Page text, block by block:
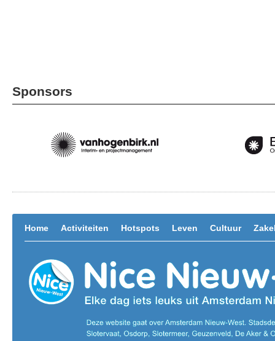
Sponsors
Home Activiteiten Hotspots Leven Cultuur